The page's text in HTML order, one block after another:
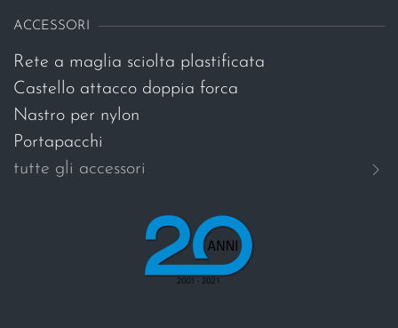
ACCESSORI
Rete a maglia sciolta plastificata
Castello attacco doppia forca
Nastro per nylon
Portapacchi
tutte gli accessori